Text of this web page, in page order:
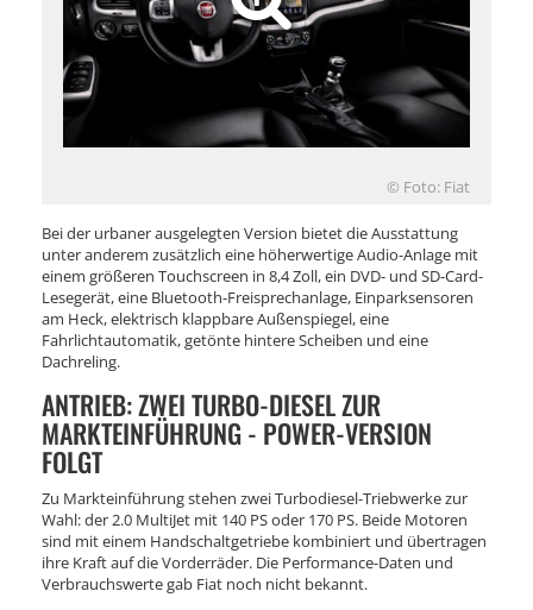
© Foto: Fiat
Bei der urbaner ausgelegten Version bietet die Ausstattung
unter anderem zusätzlich eine höherwertige Audio-Anlage mit
einem größeren Touchscreen in 8,4 Zoll, ein DVD- und SD-Card-
Lesegerät, eine Bluetooth-Freisprechanlage, Einparksensoren
am Heck, elektrisch klappbare Außenspiegel, eine
Fahrlichtautomatik, getönte hintere Scheiben und eine
Dachreling.
ANTRIEB: ZWEI TURBO-DIESEL ZUR
MARKTEINFÜHRUNG - POWER-VERSION
FOLGT
Zu Markteinführung stehen zwei Turbodiesel-Triebwerke zur
Wahl: der 2.0 MultiJet mit 140 PS oder 170 PS. Beide Motoren
sind mit einem Handschaltgetriebe kombiniert und übertragen
ihre Kraft auf die Vorderräder. Die Performance-Daten und
Verbrauchswerte gab Fiat noch nicht bekannt.